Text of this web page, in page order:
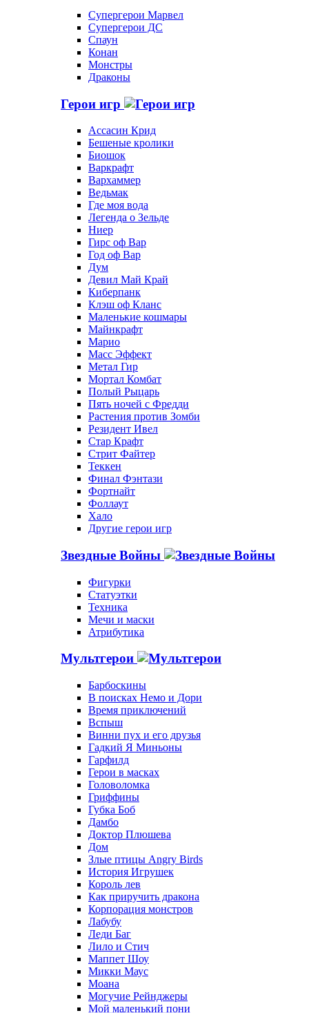
Супергерои Марвел
Супергерои ДС
Спаун
Конан
Монстры
Драконы
Герои игр
Ассасин Крид
Бешеные кролики
Биошок
Варкрафт
Вархаммер
Ведьмак
Где моя вода
Легенда о Зельде
Ниер
Гирс оф Вар
Год оф Вар
Дум
Девил Май Край
Киберпанк
Клэш оф Кланс
Маленькие кошмары
Майнкрафт
Марио
Масс Эффект
Метал Гир
Мортал Комбат
Полый Рыцарь
Пять ночей с Фредди
Растения против Зомби
Резидент Ивел
Стар Крафт
Стрит Файтер
Теккен
Финал Фэнтази
Фортнайт
Фоллаут
Хало
Другие герои игр
Звездные Войны
Фигурки
Статуэтки
Техника
Мечи и маски
Атрибутика
Мультгерои
Барбоскины
В поисках Немо и Дори
Время приключений
Вспыш
Винни пух и его друзья
Гадкий Я Миньоны
Гарфилд
Герои в масках
Головоломка
Гриффины
Губка Боб
Дамбо
Доктор Плюшева
Дом
Злые птицы Angry Birds
История Игрушек
Король лев
Как приручить дракона
Корпорация монстров
Лабубу
Леди Баг
Лило и Стич
Маппет Шоу
Микки Маус
Моана
Могучие Рейнджеры
Мой маленький пони